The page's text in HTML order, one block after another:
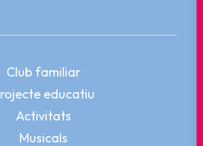
Club familiar
educatiu
Activitats
Musicals